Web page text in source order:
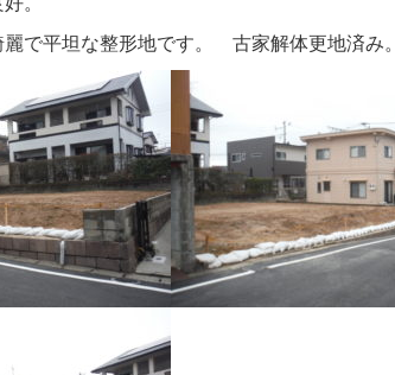
で平坦な整形地です。 古家解体更地済み。